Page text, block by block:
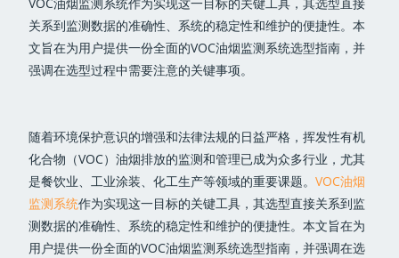
关系到监测数据的准确性、系统的稳定性和维护的便捷性。本
文旨在为用户提供一份全面的VOC油烟监测系统选型指南，并
强调在选型过程中需要注意的关键事项。
随着环境保护意识的增强和法律法规的日益严格，挥发性有机
化合物（VOC）油烟排放的监测和管理已成为众多行业，尤其
是餐饮业、工业涂装、化工生产等领域的重要课题。VOC油烟
监测系统作为实现这一目标的关键工具，其选型直接关系到监
测数据的准确性、系统的稳定性和维护的便捷性。本文旨在为
用户提供一份全面的VOC油烟监测系统选型指南，并强调在选